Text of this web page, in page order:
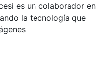
es un colaborador en
la tecnología que